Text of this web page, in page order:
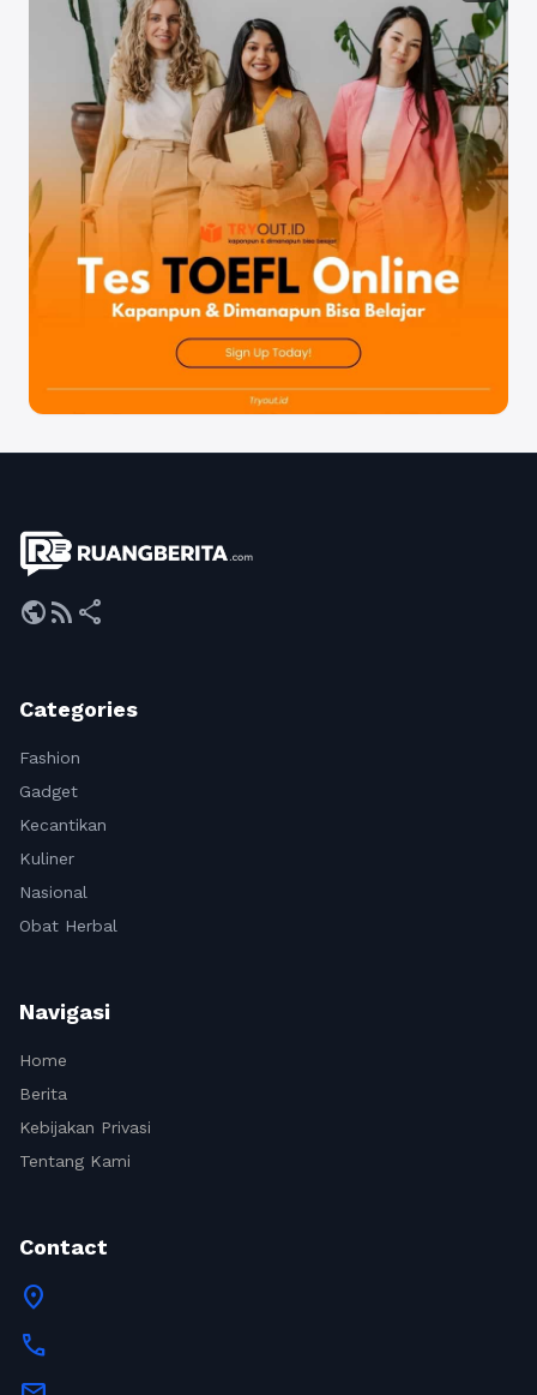
publicrss_feed share
Categories
Fashion
Gadget
Kecantikan
Kuliner
Nasional
Obat Herbal
Navigasi
Home
Berita
Kebijakan Privasi
Tentang Kami
Contact
location_on
call